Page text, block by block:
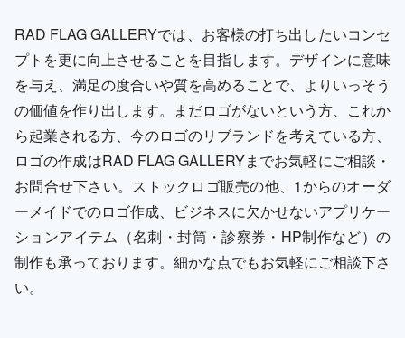
RAD FLAG GALLERYでは、お客様の打ち出したいコンセ
プトを更に向上させることを目指します。デザインに意味
を与え、満足の度合いや質を高めることで、よりいっそう
の価値を作り出します。まだロゴがないという方、これか
ら起業される方、今のロゴのリブランドを考えている方、
ロゴの作成はRAD FLAG GALLERYまでお気軽にご相談・
お問合せ下さい。ストックロゴ販売の他、1からのオーダ
ーメイドでのロゴ作成、ビジネスに欠かせないアプリケー
ションアイテム（名刺・封筒・診察券・HP制作など）の
制作も承っております。細かな点でもお気軽にご相談下さ
い。